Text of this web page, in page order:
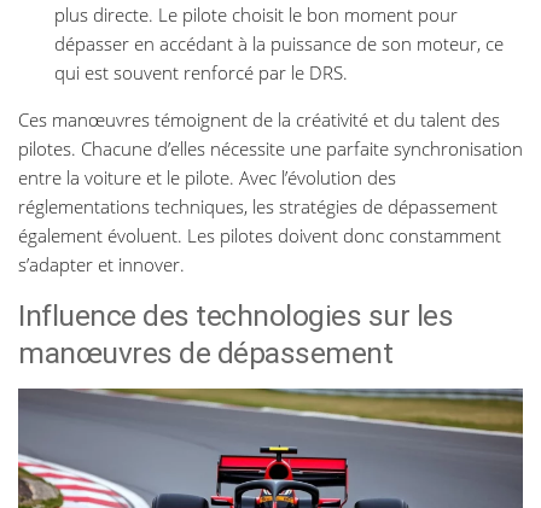
plus directe. Le pilote choisit le bon moment pour
dépasser en accédant à la puissance de son moteur, ce
qui est souvent renforcé par le DRS.
Ces manœuvres témoignent de la créativité et du talent des
pilotes. Chacune d’elles nécessite une parfaite synchronisation
entre la voiture et le pilote. Avec l’évolution des
réglementations techniques, les stratégies de dépassement
également évoluent. Les pilotes doivent donc constamment
s’adapter et innover.
Influence des technologies sur les
manœuvres de dépassement